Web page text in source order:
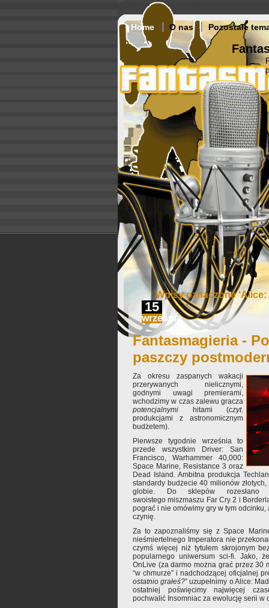
Home O nas Pozostałe
Wpisy oznaczone
15
września
Fantasmagieria -
paszczy
Za okresu zaspanych wakacji
przerywanych nielicznymi,
godnymi uwagi premierami,
wchodzimy w czas zalewu gracza
potencjalnymi hitami (czyt.
produkcjami z astronomicznym
budżetem).
Pierwsze tygodnie września to
przede wszystkim Driver: San
Francisco, Warhammer 40,000:
Space Marine, Resistance 3 oraz
Dead Island. Ambitna produkcja
standardy budżecie 40 milionów
globie. Do sklepów
swoistego miszmaszu Far Cry 2 i
pograć i nie omówimy gry w tym
czynię.
Za to zapoznaliśmy się z Space
nieśmiertelnego Imperatora nie
czymś więcej niż tytułem skrojonym
popularnego uniwersum sci-fi. Jako,
OnLive (za darmo można grać przez 30
“w chmurze” i nadchodzącej oficjalnej
ostatnio grałeś?” uzupełnimy o Alice:
ostatniej poświęcimy najwięcej
pochwalić Insomniac za ewolucję serii w